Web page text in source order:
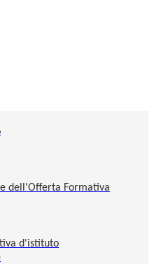
dell'Offerta Formativa
d'istituto